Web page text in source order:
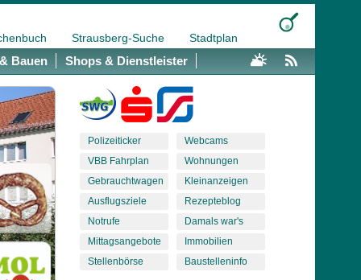
Strausberg-Suche Stadtplan
Bauen Shops & Dienstleister
Polizeiticker
VBB Fahrplan
Gebrauchtwagen
Ausflugsziele
Notrufe
Mittagsangebote
Stellenbörse
Webcams
Wohnungen
Kleinanzeigen
Rezepteblog
Damals war's
Immobilien
Baustelleninfo